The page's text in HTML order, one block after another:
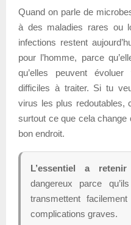
Quand on parle de
à des maladies rares ou
infections restent
pour l’homme, parce
qu’elles peuvent
difficiles à traiter. Si tu
virus les plus redoutables,
surtout ce que cela
bon endroit.
L’essentiel a
dangereux parce
transmettent
complications graves.